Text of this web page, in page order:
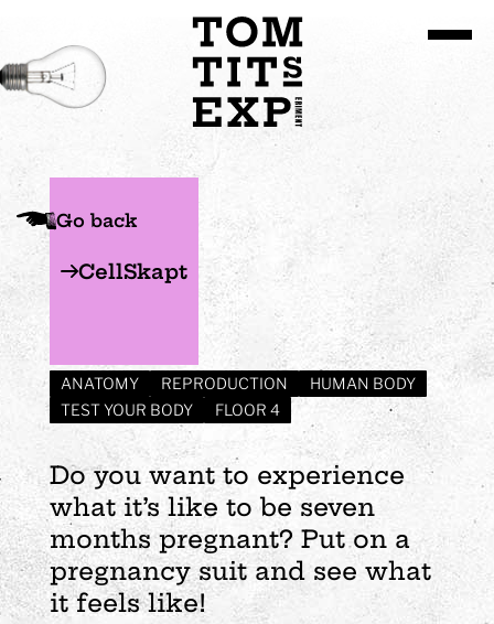
Go back
CellSkapt
ANATOMY REPRODUCTION
HUMAN BODY
TEST YOUR BODY
FLOOR 4
Do you want to experience
what it’s like to be seven
months pregnant? Put on a
pregnancy suit and see what
it feels like!